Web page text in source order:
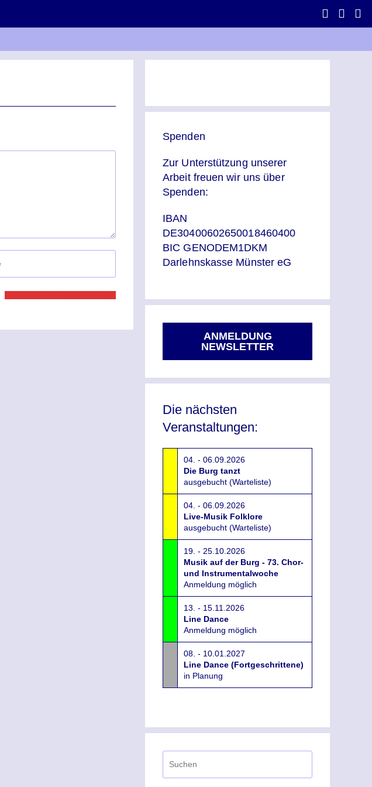
Spenden
Zur Unterstützung unserer
Arbeit freuen wir uns über
Spenden:
IBAN
DE30400602650018460400
BIC GENODEM1DKM
Darlehnskasse Münster eG
ANMELDUNG
NEWSLETTER
Die nächsten
Veranstaltungen:
04. - 06.09.2026
Die Burg tanzt
ausgebucht (Warteliste)
04. - 06.09.2026
Live-Musik Folklore
ausgebucht (Warteliste)
19. - 25.10.2026
Musik auf der Burg - 73. Chor-
und Instrumentalwoche
Anmeldung möglich
13. - 15.11.2026
Line Dance
Anmeldung möglich
08. - 10.01.2027
Line Dance (Fortgeschrittene)
in Planung